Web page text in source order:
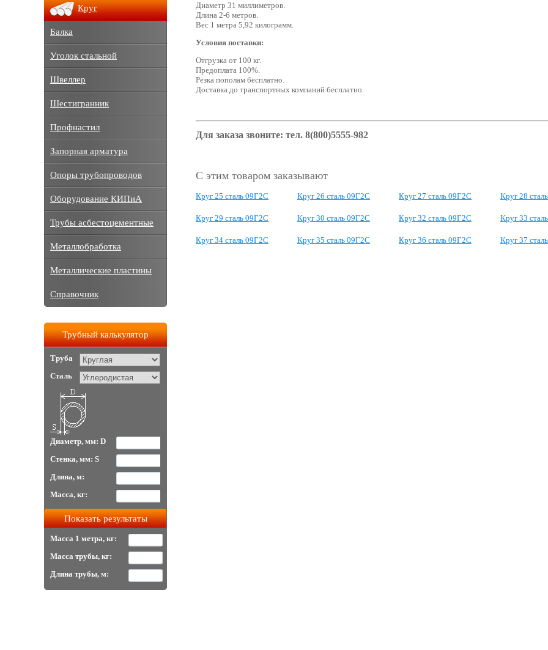
Диаметр 31 миллиметров.
Длина 2-6 метров.
Вес 1 метра 5,92 килограмм.
Условия поставки:
Отгрузка от 100 кг.
Предоплата 100%.
Резка пополам бесплатно.
Доставка до транспортных компаний бесплатно.
Для заказа звоните: тел. 8(800)5555-982
С этим товаром заказывают
Круг 25 сталь 09Г2С Круг 26 сталь 09Г2С Круг 27 сталь 09Г2С Круг 28
Круг 29 сталь 09Г2С Круг 30 сталь 09Г2С Круг 32 сталь 09Г2С Круг 33
Круг 34 сталь 09Г2С Круг 35 сталь 09Г2С Круг 36 сталь 09Г2С Круг 37
Круг
Балка
Уголок стальной
Швеллер
Шестигранник
Профнастил
Запорная арматура
Опоры трубопроводов
Оборудование КИПиА
Трубы асбестоцементные
Металлобработка
Металлические пластины
Справочник
Трубный калькулятор
Труба
Сталь
Диаметр, мм: D
Стенка, мм: S
Длина, м:
Масса, кг:
Масса 1 метра, кг:
Масса трубы, кг:
Длина трубы, м: